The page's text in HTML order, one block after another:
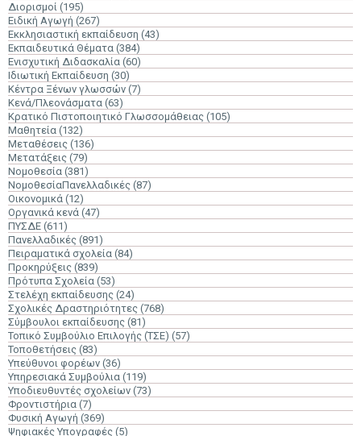
Διορισμοί (195)
Ειδική Αγωγή (267)
Εκκλησιαστική εκπαίδευση (43)
Εκπαιδευτικά Θέματα (384)
Ενισχυτική Διδασκαλία (60)
Ιδιωτική Εκπαίδευση (30)
Κέντρα Ξένων γλωσσών (7)
Κενά/Πλεονάσματα (63)
Κρατικό Πιστοποιητικό Γλωσσομάθειας (105)
Μαθητεία (132)
Μεταθέσεις (136)
Μετατάξεις (79)
Νομοθεσία (381)
ΝομοθεσίαΠανελλαδικές (87)
Οικονομικά (12)
Οργανικά κενά (47)
ΠΥΣΔΕ (611)
Πανελλαδικές (891)
Πειραματικά σχολεία (84)
Προκηρύξεις (839)
Πρότυπα Σχολεία (53)
Στελέχη εκπαίδευσης (24)
Σχολικές Δραστηριότητες (768)
Σύμβουλοι εκπαίδευσης (81)
Τοπικό Συμβούλιο Επιλογής (ΤΣΕ) (57)
Τοποθετήσεις (83)
Υπεύθυνοι φορέων (36)
Υπηρεσιακά Συμβούλια (119)
Υποδιευθυντές σχολείων (73)
Φροντιστήρια (7)
Φυσική Αγωγή (369)
Ψηφιακές Υπογραφές (5)